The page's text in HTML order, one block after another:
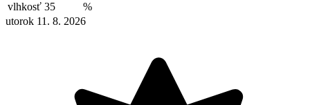
vlhkosť 35
%
utorok 11. 8. 2026